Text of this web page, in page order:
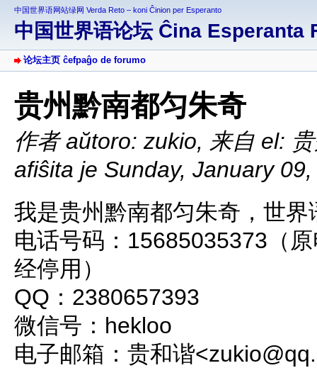
中国世界语网站绿网 Verda Reto – koni Ĉinion per Esperanto
中国世界语论坛 Ĉina Esperanta
论坛主页 ĉefpaĝo de forumo
贵州黔南都匀朱奇
作者 aŭtoro: zukio, 来自 el:
afiŝita je Sunday, January
我是贵州黔南都匀朱奇，世界
电话号码：15685035373（
经停用）
QQ：2380657393
微信号：hekloo
电子邮箱：贵和谐